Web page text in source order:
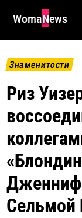
WomaNews
Знаменитости
Риз
Сельмой